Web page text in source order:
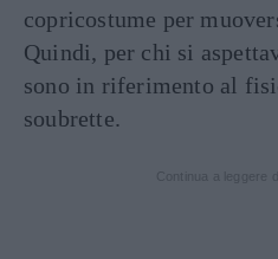
copricostume per
Quindi, per chi si
sono in riferimento al
soubrette.